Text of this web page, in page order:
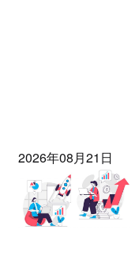
2026年08月21日